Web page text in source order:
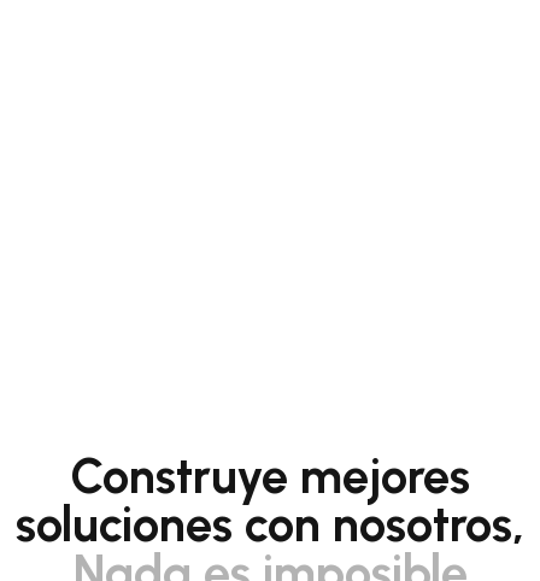
Construye mejores
soluciones con nosotros,